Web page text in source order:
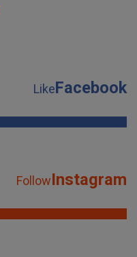
LikeFacebook
FollowInstagram